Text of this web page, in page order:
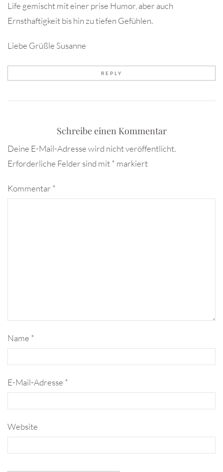
Life gemischt mit einer prise Humor, aber auch
Ernsthaftigkeit bis hin zu tiefen Gefühlen.
Liebe Grüßle Susanne
REPLY
Schreibe einen Kommentar
Deine E-Mail-Adresse wird nicht veröffentlicht.
Erforderliche Felder sind mit* markiert
Kommentar *
Name *
E-Mail-Adresse *
Website